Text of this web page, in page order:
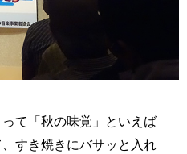
て「秋の味覚」といえば
、すき焼きにバサッと入れ